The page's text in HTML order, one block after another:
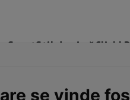
SportStil de viațăClick!
se vinde